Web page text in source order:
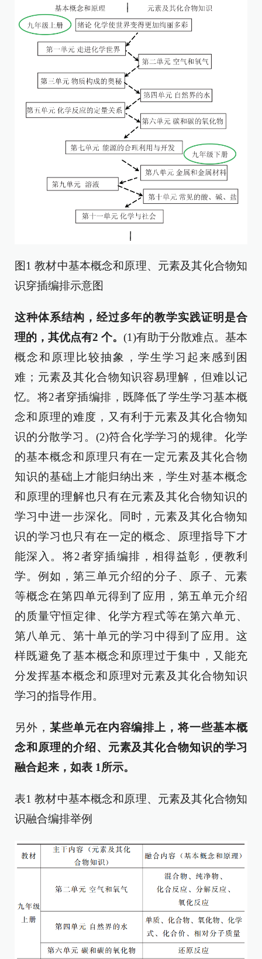
图1 教材中基本概念和原理、元素及其化合物知
识穿插编排示意图
这种体系结构，经过多年的教学实践证明是合
理的，其优点有2 个。 (1)有助于分散难点。基本
概念和原理比较抽象，学生学习起来感到困
难；元素及其化合物知识容易理解，但难以记
忆。将2者穿插编排，既降低了学生学习基本概
念和原理的难度，又有利于元素及其化合物知
识的分散学习。(2)符合化学学习的规律。化学
的基本概念和原理只有在一定元素及其化合物
知识的基础上才能归纳出来，学生对基本概念
和原理的理解也只有在元素及其化合物知识的
学习中进一步深化。同时，元素及其化合物知
识的学习也只有在一定的概念、原理指导下才
能深入。将2者穿插编排，相得益彰，便教利
学。例如，第三单元介绍的分子、原子、元素
等概念在第四单元得到了应用，第五单元介绍
的质量守恒定律、化学方程式等在第六单元、
第八单元、第十单元的学习中得到了应用。这
样既避免了基本概念和原理过于集中，又能充
分发挥基本概念和原理对元素及其化合物知识
学习的指导作用。
另外， 某些单元在内容编排上，将一些基本概
念和原理的介绍、元素及其化合物知识的学习
融合起来，如表 1 所示。
表1 教材中基本概念和原理、元素及其化合物知
识融合编排举例